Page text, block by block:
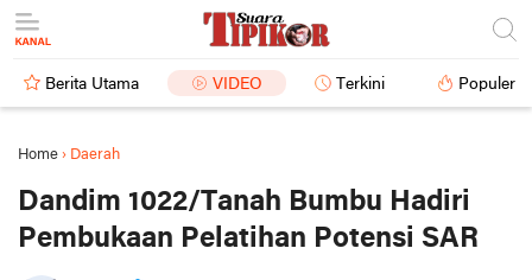
Berita Utama VIDEO Terkini Populer
Home › Daerah
Dandim 1022/Tanah Bumbu Hadiri
Pembukaan Pelatihan Potensi SAR